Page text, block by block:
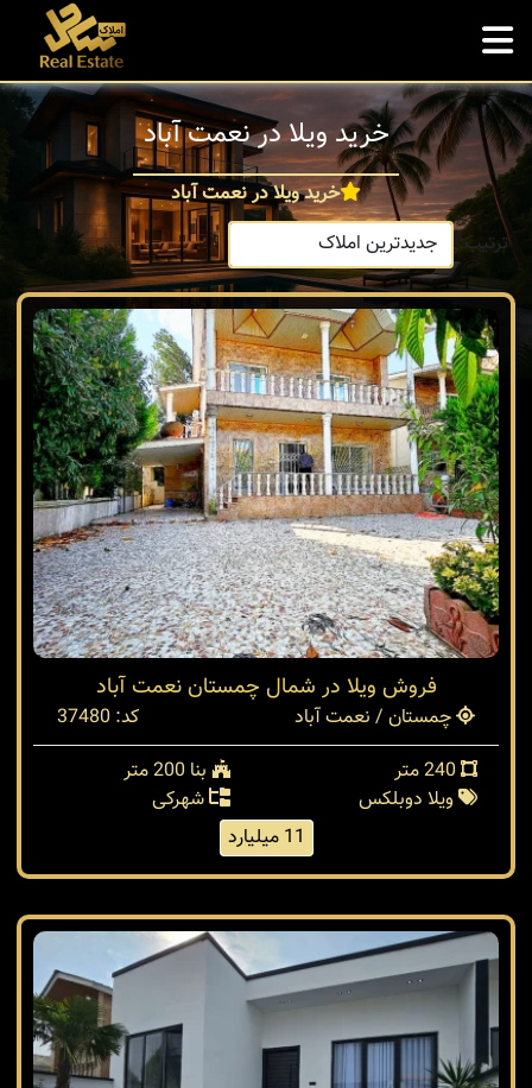
خرید ویلا در نعمت آباد
خرید ویلا در نعمت آباد
ترتیب:
فروش ویلا در شمال چمستان نعمت آباد
چمستان / نعمت آباد
کد: 37480
بنا 200 متر
ویلا دوبلکس
شهرکی
11 میلیارد